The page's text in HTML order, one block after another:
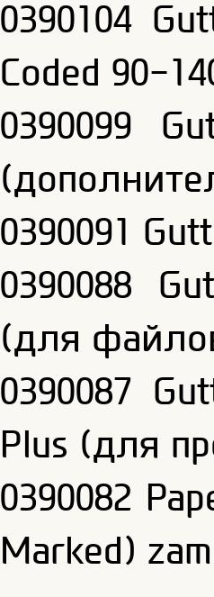
0390104
Coded 90-
0390099
0390091
0390088
(для
0390087
Plus (для
0390082
Marked)